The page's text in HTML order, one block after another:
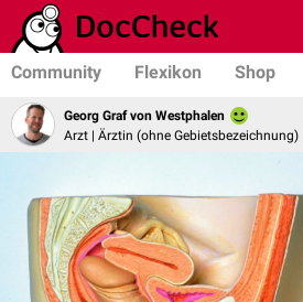
Community Flexikon Shop
Georg Graf von Westphalen
Arzt | Ärztin (ohne Gebietsbezeichnung)